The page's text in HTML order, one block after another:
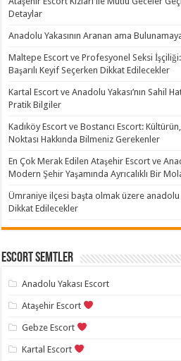
Detaylar
Anadolu Yakasının Aranan ama
Maltepe Escort ve Profesyonel Seksi İşçiliği:
Başarılı Keyif Seçerken Dikkat Edilecekler
Kartal Escort ve Anadolu Yakası’nın Sahil
Pratik Bilgiler
Kadıköy Escort ve Bostancı Escort:
Noktası Hakkında Bilmeniz Gerekenler
En Çok Merak Edilen Ataşehir Escort ve
Modern Şehir Yaşamında Ayrıcalıklı Bir
Ümraniye ilçesi başta olmak üzere anadolu
Dikkat Edilecekler
Escort Semtler
Anadolu Yakası Escort
Ataşehir Escort
Gebze Escort
Kartal Escort